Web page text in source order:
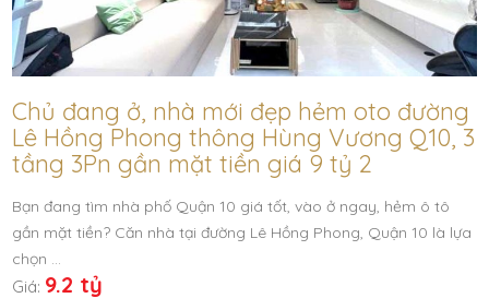
Chủ đang ở, nhà mới đẹp hẻm oto đường
Lê Hồng Phong thông Hùng Vương Q10, 3
tầng 3Pn gần mặt tiền giá 9 tỷ 2
Bạn đang tìm nhà phố Quận 10 giá tốt, vào ở ngay, hẻm ô tô
gần mặt tiền? Căn nhà tại đường Lê Hồng Phong, Quận 10 là lựa
chọn …
Giá: 9.2 tỷ